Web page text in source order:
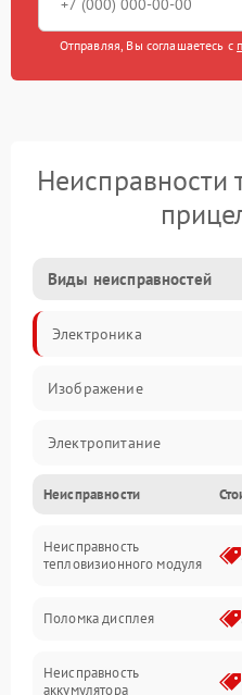
Отправляя, Вы соглашаетесь с
Неисправности
Виды неисправностей
Электроника
Изображение
Электропитание
Измерения
Матрица
Неисправности
Неисправность
тепловизионного модуля
Поломка дисплея
Неисправность
аккумулятора